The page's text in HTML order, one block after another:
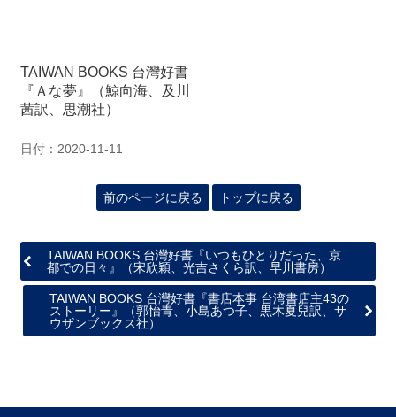
TAIWAN BOOKS 台灣好書
『Ａな夢』（鯨向海、及川
茜訳、思潮社）
日付：2020-11-11
前のページに戻る トップに戻る
TAIWAN BOOKS 台灣好書『いつもひとりだった、京
都での日々』（宋欣穎、光吉さくら訳、早川書房）
TAIWAN BOOKS 台灣好書『書店本事 台湾書店主43の
ストーリー』（郭怡青、小島あつ子、黒木夏兒訳、サ
ウザンブックス社）